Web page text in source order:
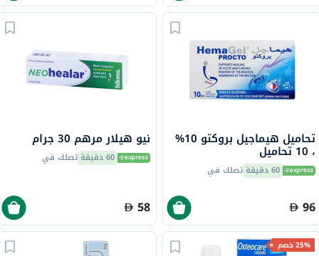
تحاميل هيماجيل بروكتو 10%
، 10 تحاميل
60 دقيقة تصلك في
96
نيو هيلار مرهم 30 جرام
60 دقيقة تصلك في
58
25% خصم